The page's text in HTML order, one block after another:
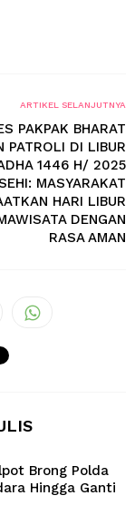
ARTIKEL SELANJUTNYA
PAKPAK BHARAT
PATROLI DI LIBUR
1446 H/ 2025
MASYARAKAT
HARI LIBUR
DENGAN
RASA AMAN
Brong Polda
Hingga Ganti